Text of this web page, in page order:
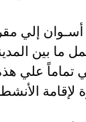
إلي
ما بين
تماماً علي